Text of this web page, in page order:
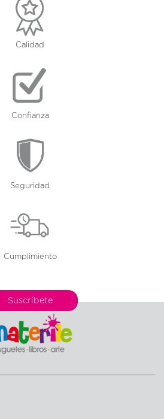
Calidad
Confianza
Seguridad
Cumplimiento
Suscríbete